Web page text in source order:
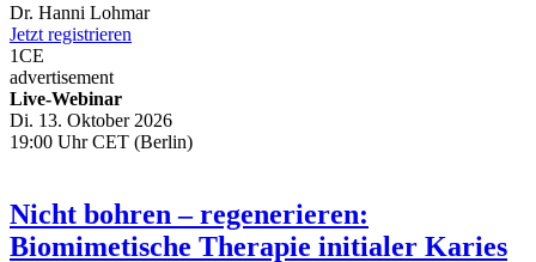
Dr. Hanni Lohmar
Jetzt registrieren
1CE
advertisement
Live-Webinar
Di. 13. Oktober 2026
19:00 Uhr CET (Berlin)
Nicht bohren – regenerieren:
Biomimetische Therapie initialer Karies